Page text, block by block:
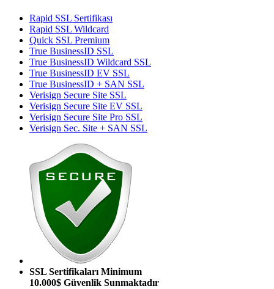
Rapid SSL Sertifikası
Rapid SSL Wildcard
Quick SSL Premium
True BusinessID SSL
True BusinessID Wildcard SSL
True BusinessID EV SSL
True BusinessID + SAN SSL
Verisign Secure Site SSL
Verisign Secure Site EV SSL
Verisign Secure Site Pro SSL
Verisign Sec. Site + SAN SSL
SSL Sertifikaları Minimum
10.000$ Güvenlik Sunmaktadır